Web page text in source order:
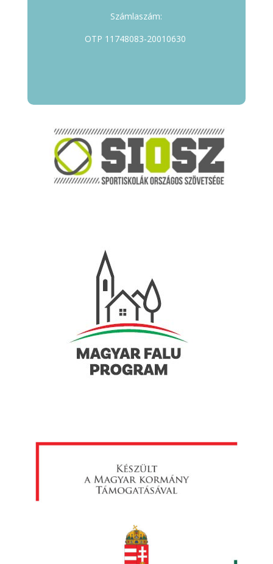
Számlaszám:
OTP 11748083-20010630